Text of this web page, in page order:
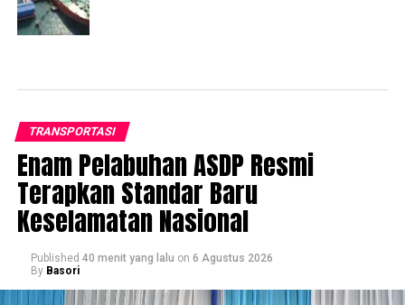
TRANSPORTASI
Enam Pelabuhan ASDP Resmi
Terapkan Standar Baru
Keselamatan Nasional
Published 40 menit yang lalu on 6 Agustus 2026
By Basori